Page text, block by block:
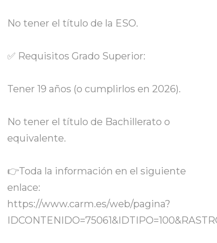
No tener el título de la ESO.
✅ Requisitos Grado Superior:
Tener 19 años (o cumplirlos en 2026).
No tener el título de Bachillerato o
equivalente.
👉Toda la información en el siguiente
enlace:
https://www.carm.es/web/pagina?